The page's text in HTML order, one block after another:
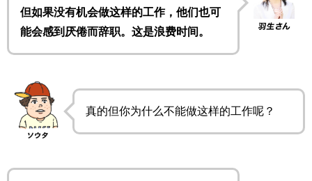
但如果没有机会做这样的工作，他们也可
能会感到厌倦而辞职。这是浪费时间。
真的但你为什么不能做这样的工作呢？